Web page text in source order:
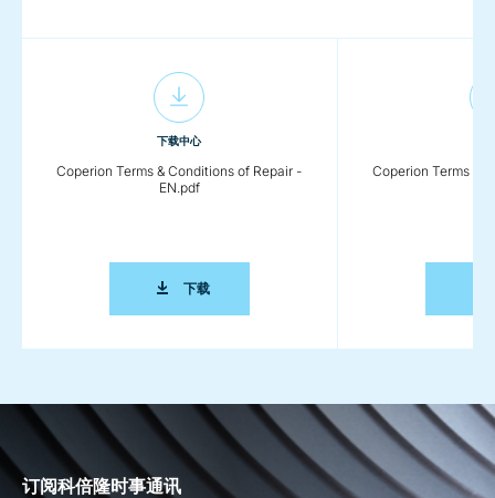
下载中心
Coperion Terms & Conditions of Repair -
EN.pdf
下载COPERION TERMS & CONDITIONS OF
Coperion Terms &
订阅科倍隆时事通讯